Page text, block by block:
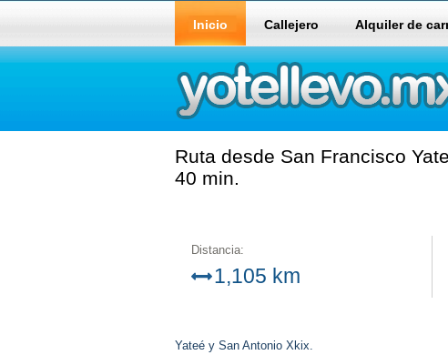
Inicio Callejero Alquiler de
Ruta desde San Francisco
40 min.
Distancia:
1,105 km
Yateé y San Antonio Xkix.